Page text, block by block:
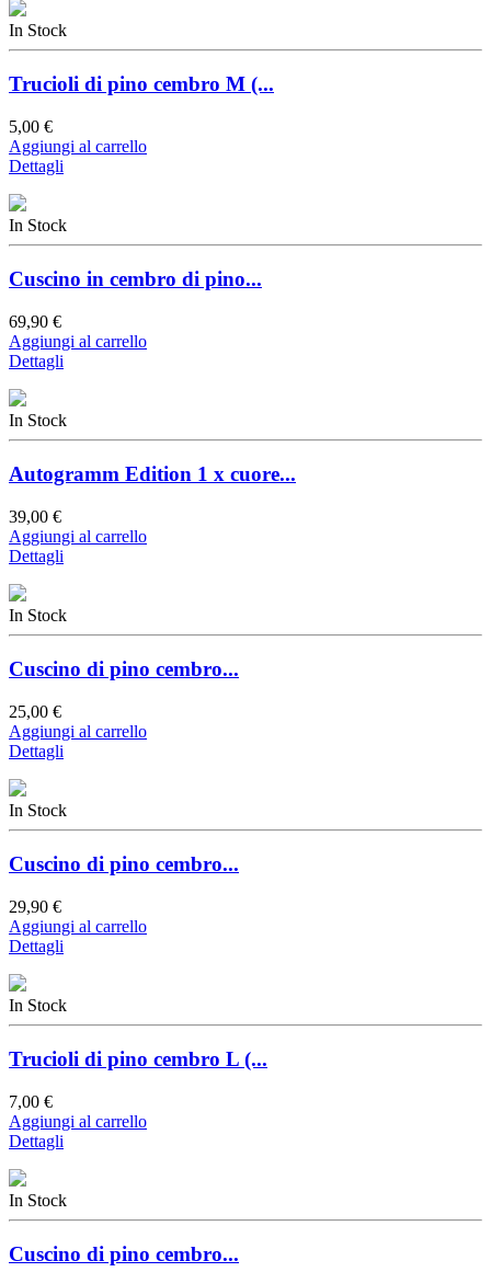
In Stock
Trucioli di pino cembro M (...
5,00 €
Aggiungi al carrello
Dettagli
In Stock
Cuscino in cembro di pino...
69,90 €
Aggiungi al carrello
Dettagli
In Stock
Autogramm Edition 1 x cuore...
39,00 €
Aggiungi al carrello
Dettagli
In Stock
Cuscino di pino cembro...
25,00 €
Aggiungi al carrello
Dettagli
In Stock
Cuscino di pino cembro...
29,90 €
Aggiungi al carrello
Dettagli
In Stock
Trucioli di pino cembro L (...
7,00 €
Aggiungi al carrello
Dettagli
In Stock
Cuscino di pino cembro...